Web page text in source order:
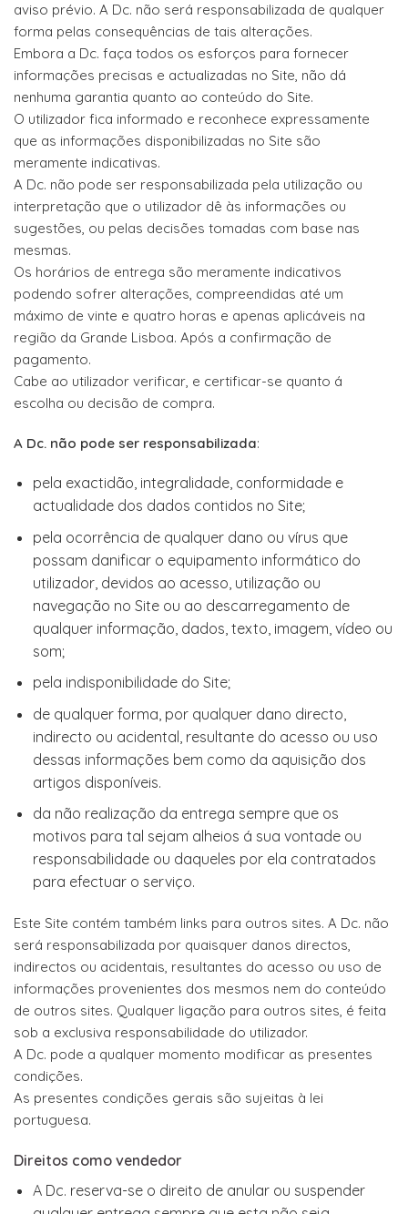
aviso prévio. A Dc. não será responsabilizada de qualquer
forma pelas consequências de tais alterações.
Embora a Dc. faça todos os esforços para fornecer
informações precisas e actualizadas no Site, não dá
nenhuma garantia quanto ao conteúdo do Site.
O utilizador fica informado e reconhece expressamente
que as informações disponibilizadas no Site são
meramente indicativas.
A Dc. não pode ser responsabilizada pela utilização ou
interpretação que o utilizador dê às informações ou
sugestões, ou pelas decisões tomadas com base nas
mesmas.
Os horários de entrega são meramente indicativos
podendo sofrer alterações, compreendidas até um
máximo de vinte e quatro horas e apenas aplicáveis na
região da Grande Lisboa. Após a confirmação de
pagamento.
Cabe ao utilizador verificar, e certificar-se quanto á
escolha ou decisão de compra.
A Dc. não pode ser responsabilizada:
pela exactidão, integralidade, conformidade e
actualidade dos dados contidos no Site;
pela ocorrência de qualquer dano ou vírus que
possam danificar o equipamento informático do
utilizador, devidos ao acesso, utilização ou
navegação no Site ou ao descarregamento de
qualquer informação, dados, texto, imagem, vídeo ou
som;
pela indisponibilidade do Site;
de qualquer forma, por qualquer dano directo,
indirecto ou acidental, resultante do acesso ou uso
dessas informações bem como da aquisição dos
artigos disponíveis.
da não realização da entrega sempre que os
motivos para tal sejam alheios á sua vontade ou
responsabilidade ou daqueles por ela contratados
para efectuar o serviço.
Este Site contém também links para outros sites. A Dc. não
será responsabilizada por quaisquer danos directos,
indirectos ou acidentais, resultantes do acesso ou uso de
informações provenientes dos mesmos nem do conteúdo
de outros sites. Qualquer ligação para outros sites, é feita
sob a exclusiva responsabilidade do utilizador.
A Dc. pode a qualquer momento modificar as presentes
condições.
As presentes condições gerais são sujeitas à lei
portuguesa.
Direitos como vendedor
A Dc. reserva-se o direito de anular ou suspender